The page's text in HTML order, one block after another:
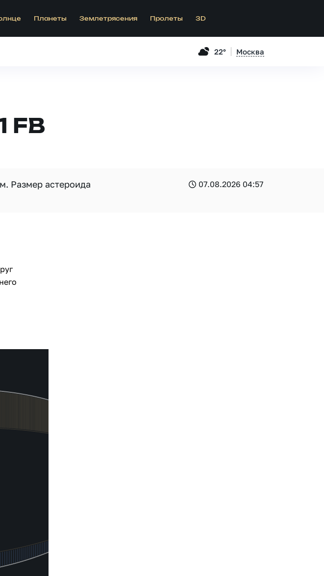
Планеты Землетрясения Пролеты 3D
22° Москва
FB
Размер астероида
07.08.2026 04:57